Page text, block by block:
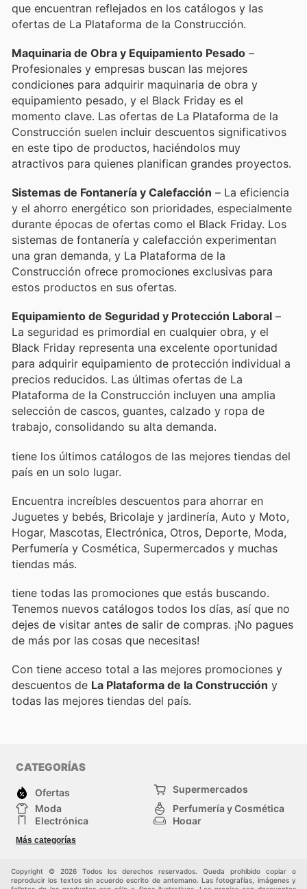
que encuentran reflejados en los catálogos y las
ofertas de La Plataforma de la Construcción.
Maquinaria de Obra y Equipamiento Pesado –
Profesionales y empresas buscan las mejores
condiciones para adquirir maquinaria de obra y
equipamiento pesado, y el Black Friday es el
momento clave. Las ofertas de La Plataforma de la
Construcción suelen incluir descuentos significativos
en este tipo de productos, haciéndolos muy
atractivos para quienes planifican grandes proyectos.
Sistemas de Fontanería y Calefacción – La eficiencia
y el ahorro energético son prioridades, especialmente
durante épocas de ofertas como el Black Friday. Los
sistemas de fontanería y calefacción experimentan
una gran demanda, y La Plataforma de la
Construcción ofrece promociones exclusivas para
estos productos en sus ofertas.
Equipamiento de Seguridad y Protección Laboral –
La seguridad es primordial en cualquier obra, y el
Black Friday representa una excelente oportunidad
para adquirir equipamiento de protección individual a
precios reducidos. Las últimas ofertas de La
Plataforma de la Construcción incluyen una amplia
selección de cascos, guantes, calzado y ropa de
trabajo, consolidando su alta demanda.
tiene los últimos catálogos de las mejores tiendas del
país en un solo lugar.
Encuentra increíbles descuentos para ahorrar en
Juguetes y bebés, Bricolaje y jardinería, Auto y Moto,
Hogar, Mascotas, Electrónica, Otros, Deporte, Moda,
Perfumería y Cosmética, Supermercados y muchas
tiendas más.
tiene todas las promociones que estás buscando.
Tenemos nuevos catálogos todos los días, así que no
dejes de visitar antes de salir de compras. ¡No pagues
de más por las cosas que necesitas!
Con tiene acceso total a las mejores promociones y
descuentos de La Plataforma de la Construcción y
todas las mejores tiendas del país.
CATEGORÍAS
Ofertas
Supermercados
Moda
Perfumería y Cosmética
Electrónica
Hogar
Deporte
Juguetes y bebés
Más categorías
Copyright © 2026 Todos los derechos reservados. Queda prohibido copiar o
reproducir los textos sin acuerdo escrito de antemano. Las fotografías, imágenes y